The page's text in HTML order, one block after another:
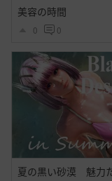
美容の時間
0 0